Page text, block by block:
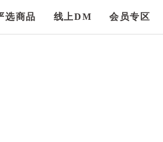
选商品 线上DM 会员专区